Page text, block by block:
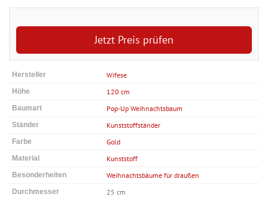
Jetzt Preis prüfen
Hersteller Wifese
Höhe 120 cm
Baumart Pop-Up Weihnachtsbaum
Ständer Kunststoffständer
Farbe Gold
Material Kunststoff
Besonderheiten Weihnachtsbäume für draußen
Durchmesser 25 cm